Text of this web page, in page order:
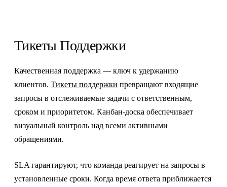
Тикеты Поддержки
Качественная поддержка — ключ к удержанию
клиентов. Тикеты поддержки превращают входящие
запросы в отслеживаемые задачи с ответственным,
сроком и приоритетом. Канбан-доска обеспечивает
визуальный контроль над всеми активными
обращениями.
SLA гарантируют, что команда реагирует на запросы в
установленные сроки. Когда время ответа приближается